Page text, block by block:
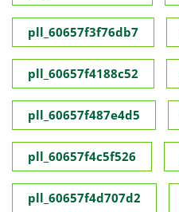
pll_60657f3f76db7
pll_60657f4188c52
pll_60657f487e4d5
pll_60657f4c5f526
pll_60657f4d707d2